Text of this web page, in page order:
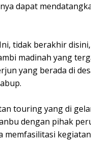
dapat
tidak berakhir
madinah yang
yang berada di
touring yang di
dengan pihak
memfasilitasi